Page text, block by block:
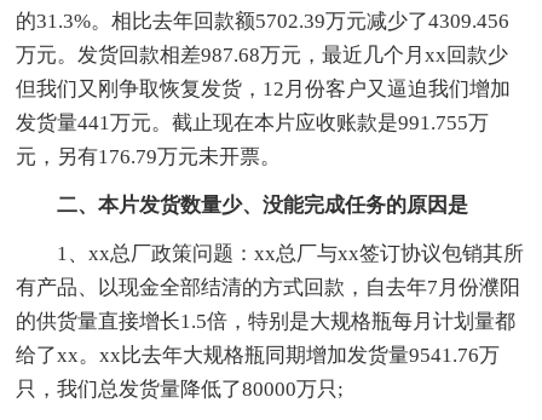
的31.3%。相比去年回款额5702.39万元减少了4309.456
万元。发货回款相差987.68万元，最近几个月xx回款少
但我们又刚争取恢复发货，12月份客户又逼迫我们增加
发货量441万元。截止现在本片应收账款是991.755万
元，另有176.79万元未开票。
二、本片发货数量少、没能完成任务的原因是
1、xx总厂政策问题：xx总厂与xx签订协议包销其所
有产品、以现金全部结清的方式回款，自去年7月份濮阳
的供货量直接增长1.5倍，特别是大规格瓶每月计划量都
给了xx。xx比去年大规格瓶同期增加发货量9541.76万
只，我们总发货量降低了80000万只;